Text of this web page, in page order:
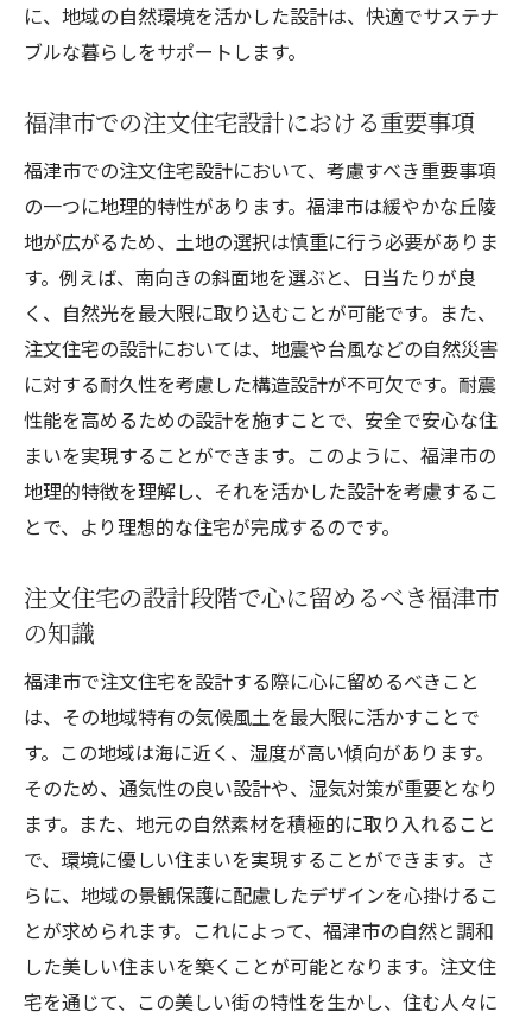
に、地域の自然環境を活かした設計は、快適でサステナ
ブルな暮らしをサポートします。
福津市での注文住宅設計における重要事項
福津市での注文住宅設計において、考慮すべき重要事項
の一つに地理的特性があります。福津市は緩やかな丘陵
地が広がるため、土地の選択は慎重に行う必要がありま
す。例えば、南向きの斜面地を選ぶと、日当たりが良
く、自然光を最大限に取り込むことが可能です。また、
注文住宅の設計においては、地震や台風などの自然災害
に対する耐久性を考慮した構造設計が不可欠です。耐震
性能を高めるための設計を施すことで、安全で安心な住
まいを実現することができます。このように、福津市の
地理的特徴を理解し、それを活かした設計を考慮するこ
とで、より理想的な住宅が完成するのです。
注文住宅の設計段階で心に留めるべき福津市
の知識
福津市で注文住宅を設計する際に心に留めるべきこと
は、その地域特有の気候風土を最大限に活かすことで
す。この地域は海に近く、湿度が高い傾向があります。
そのため、通気性の良い設計や、湿気対策が重要となり
ます。また、地元の自然素材を積極的に取り入れること
で、環境に優しい住まいを実現することができます。さ
らに、地域の景観保護に配慮したデザインを心掛けるこ
とが求められます。これによって、福津市の自然と調和
した美しい住まいを築くことが可能となります。注文住
宅を通じて、この美しい街の特性を生かし、住む人々に